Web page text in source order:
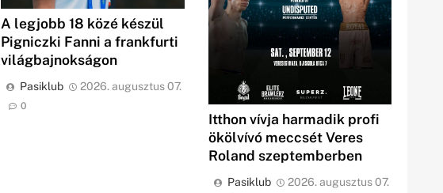
A legjobb 18 közé készül
Pigniczki Fanni a frankfurti
világbajnokságon
Pasiklub 2026. augusztus 07.
0
Itthon vívja harmadik profi
ökölvívó meccsét Veres
Roland szeptemberben
Pasiklub 2026. augusztus 07.